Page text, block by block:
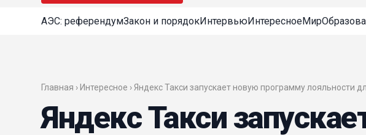
АЭС: референдумЗакон и порядокИнтервьюИнтересноеМир
Главная › Интересное › Яндекс Такси запускает новую программу лояльности
Яндекс Такси